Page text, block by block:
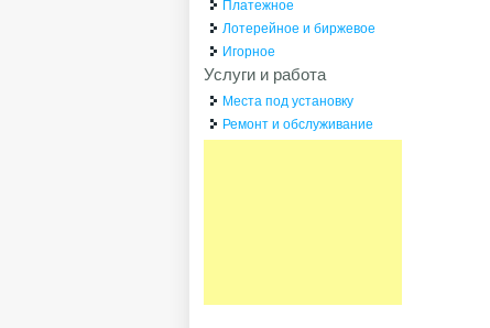
Платежное
Лотерейное и биржевое
Игорное
Услуги и работа
Места под установку
Ремонт и обслуживание